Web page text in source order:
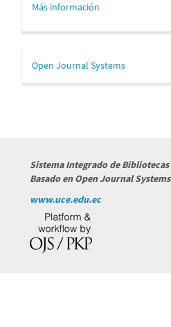
Más información
Desarrollado
por
Open Journal Systems
Sistema Integrado de Bibliotecas
Basado en Open Journal Systems
www.uce.edu.ec